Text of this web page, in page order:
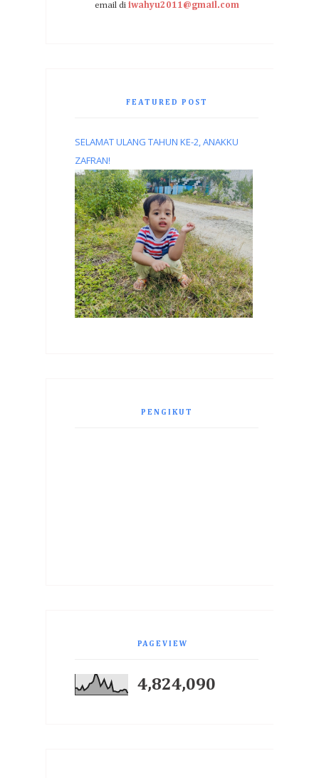
email di iwahyu2011@gmail.com
FEATURED POST
SELAMAT ULANG TAHUN KE-2, ANAKKU
ZAFRAN!
PENGIKUT
PAGEVIEW
4,824,090